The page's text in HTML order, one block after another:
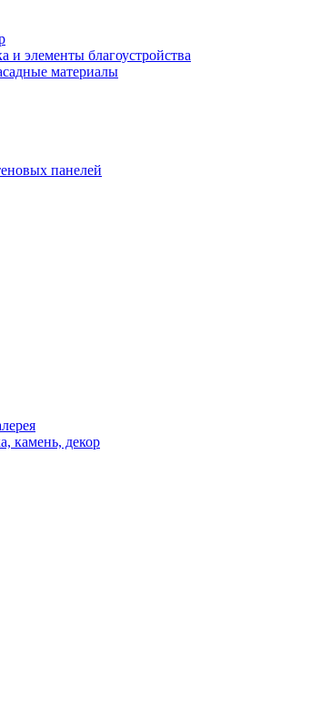
и элементы благоустройства
материалы
панелей
камень, декор